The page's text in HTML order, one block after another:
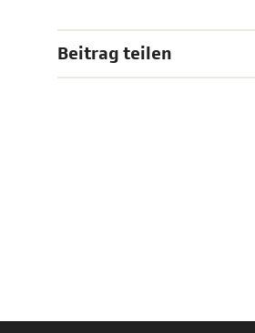
Beitrag teilen